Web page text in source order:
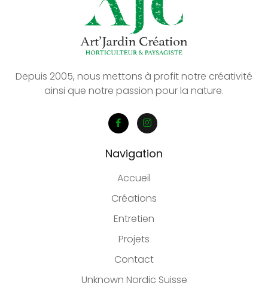
Depuis 2005, nous mettons à profit notre créativité
ainsi que notre passion pour la nature.
Navigation
Accueil
Créations
Entretien
Projets
Contact
Unknown Nordic Suisse